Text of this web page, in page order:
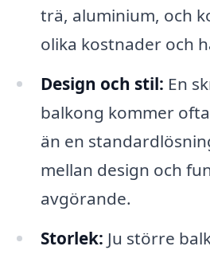
trä, aluminium, och
olika kostnader och
Design och stil: En
balkong kommer
än en
mellan design och
avgörande.
Storlek: Ju större